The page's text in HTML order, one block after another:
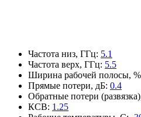
Частота низ, ГГц: 5.1
Частота верх, ГГц: 5.5
Ширина рабочей полосы, %
Прямые потери, дБ: 0.4
Обратные потери
КСВ: 1.25